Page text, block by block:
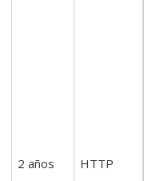
2 años HTTP